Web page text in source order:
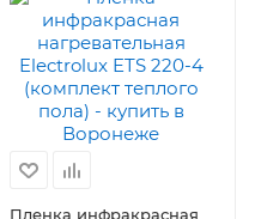
Пленка инфракрасная